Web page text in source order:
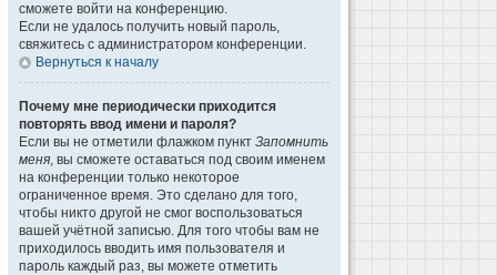
сможете войти на конференцию.
Если не удалось получить новый пароль,
свяжитесь с администратором конференции.
Вернуться к началу
Почему мне периодически приходится
повторять ввод имени и пароля?
Если вы не отметили флажком пункт Запомнить
меня, вы сможете оставаться под своим именем
на конференции только некоторое
ограниченное время. Это сделано для того,
чтобы никто другой не смог воспользоваться
вашей учётной записью. Для того чтобы вам не
приходилось вводить имя пользователя и
пароль каждый раз, вы можете отметить